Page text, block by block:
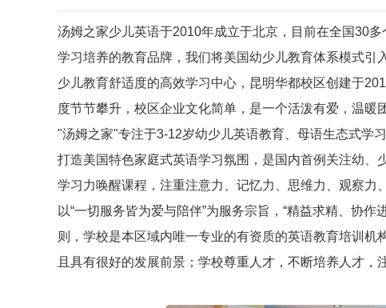
汤姆之家少儿英语于2010年成立于北京，目前在全国30
学习培养的教育品牌，我们将美国幼少儿教育体系模式引
少儿教育舒适度的高效学习中心，昆明华都校区创建于
度节节攀升，校区企业文化简单，是一个活泼有爱，温暖
"汤姆之家"专注于3-12岁幼少儿英语教育、母语生态式学
打造美国特色家庭式英语学习氛围，是国内首例关注幼
学习力唤醒课程，注重注意力、记忆力、思维力、观察力
以“一切服务皆为爱与陪伴”为服务宗旨，“精益求精、协
则，学校是本区域内唯一专业的有资质的英语教育培训
且具有很好的发展前景；学校尊重人才，不断培养人才